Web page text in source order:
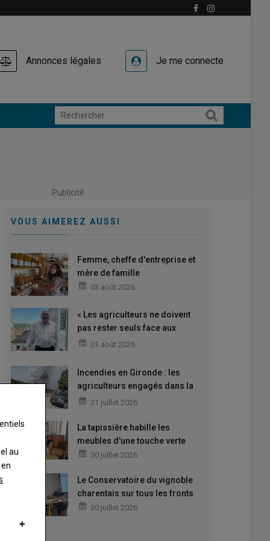
Annonces légales Je me connecte
Publicité
VOUS AIMEREZ AUSSI
Femme, cheffe d'entreprise et
mère de famille
03 août 2026
« Les agriculteurs ne doivent
pas rester seuls face aux
difficultés »
01 août 2026
Incendies en Gironde : les
agriculteurs engagés dans la
lutte31 juillet 2026
La tapissière habille les
meubles d'une touche verte
30 juillet 2026
Le Conservatoire du vignoble
charentais sur tous les fronts
30 juillet 2026
au